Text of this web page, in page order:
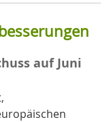
auf Juni